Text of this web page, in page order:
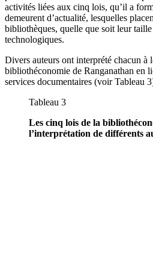
activités liées aux cinq lois, qu’il a
demeurent d’actualité, lesquelles
bibliothèques, quelle que soit leur
technologiques.
Divers auteurs ont interprété chacun à
bibliothéconomie de Ranganathan en
services documentaires (voir Tableau
Tableau 3
Les cinq lois de la
l’interprétation de différents